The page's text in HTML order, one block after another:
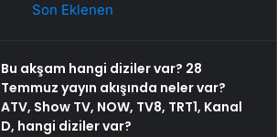
Son Eklenen
Bu akşam hangi diziler var? 28
Temmuz yayın akışında neler var?
ATV, Show TV, NOW, TV8, TRT1, Kanal
D, hangi diziler var?